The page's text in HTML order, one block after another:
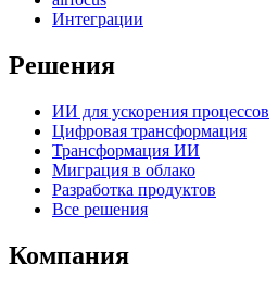
Интеграции
Решения
ИИ для ускорения процессов
Цифровая трансформация
Трансформация ИИ
Миграция в облако
Разработка продуктов
Все решения
Компания